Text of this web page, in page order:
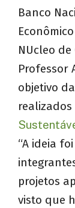
Banco
NUcleo
Professor
objetivo
realizados
“A ideia
projetos
visto que